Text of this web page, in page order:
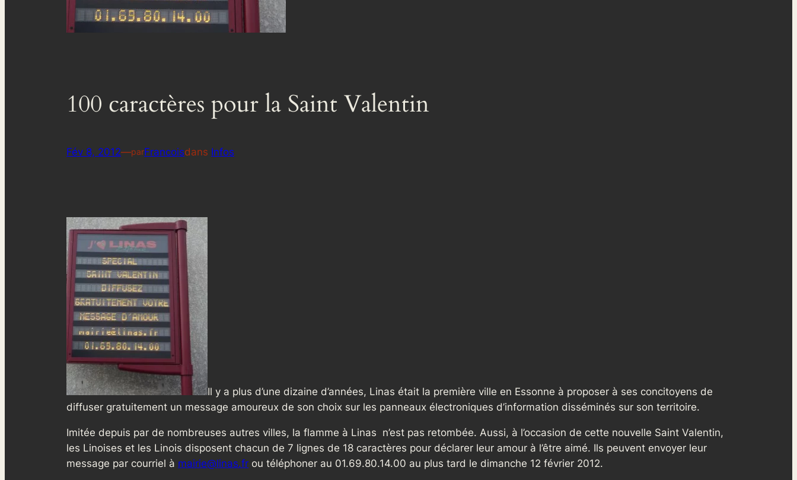
100 caractères pour la Saint Valentin
Fév 8, 2012—parFrancoisdans Infos
Il y a plus d’une dizaine d’années, Linas était la première ville en Essonne à proposer à ses concitoyens de
diffuser gratuitement un message amoureux de son choix sur les panneaux électroniques d’information disséminés sur son territoire.
Imitée depuis par de nombreuses autres villes, la flamme à Linas n’est pas retombée. Aussi, à l’occasion de cette nouvelle Saint Valentin,
les Linoises et les Linois disposent chacun de 7 lignes de 18 caractères pour déclarer leur amour à l’être aimé. Ils peuvent envoyer leur
message par courriel à mairie@linas.fr ou téléphoner au 01.69.80.14.00 au plus tard le dimanche 12 février 2012.